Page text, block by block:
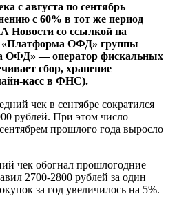
с августа по сентябрь
с 60% в тот же период
Новости со ссылкой на
«Платформа ОФД» группы
ОФД» — оператор фискальных
сбор, хранение
касс в ФНС).
чек в сентябре сократился
рублей. При этом число
прошлого года выросло
чек обогнал прошлогодние
2700-2800 рублей за один
за год увеличилось на 5%.